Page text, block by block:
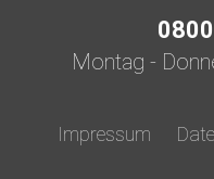
Montag -
Impressum